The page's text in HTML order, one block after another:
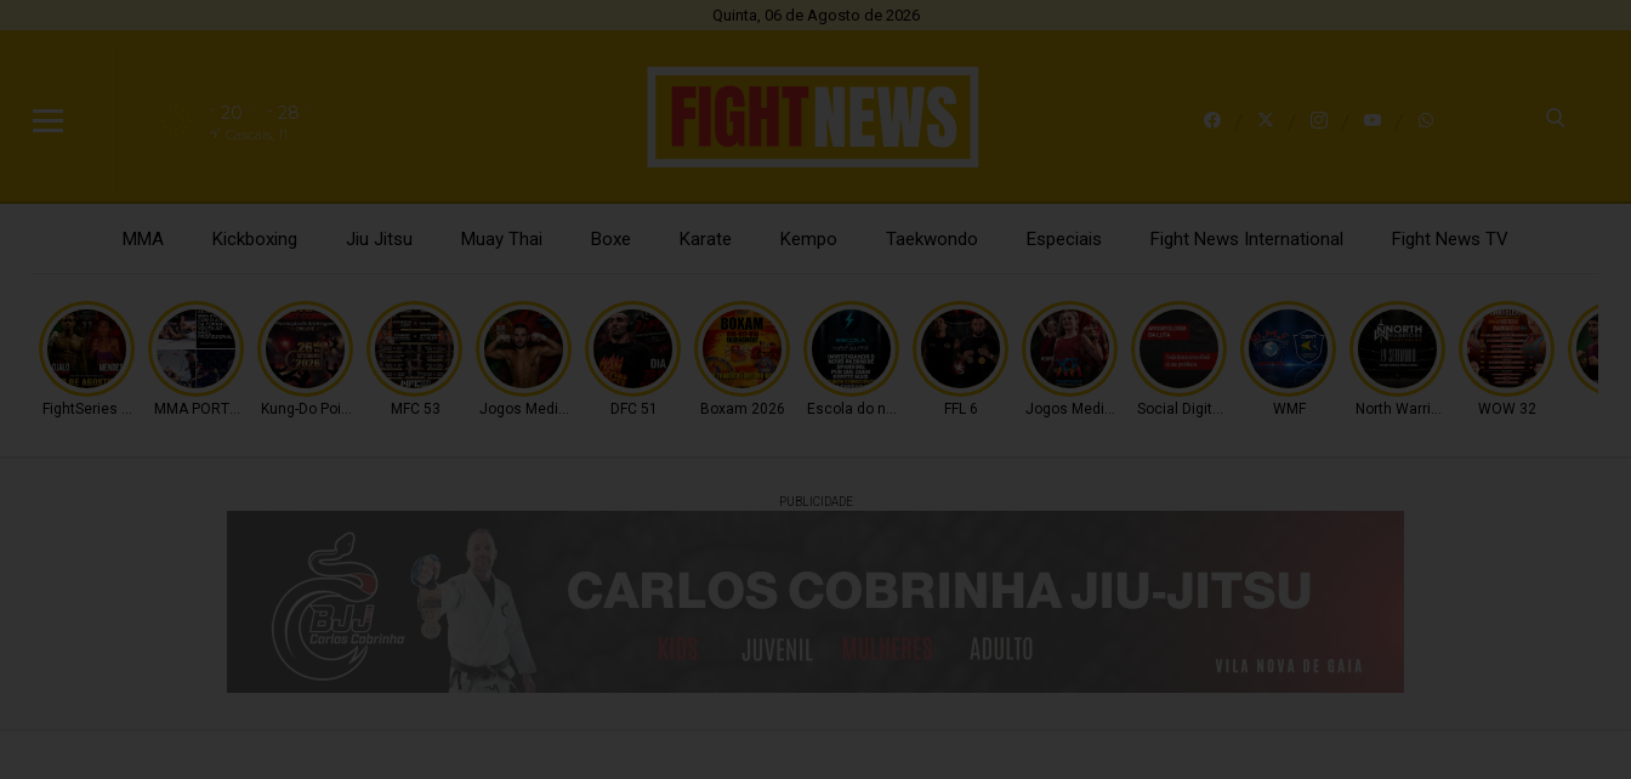
Quinta, 06 de Agosto de 2026
20 28
Cascais, 11
MMA Kickboxing Jiu Jitsu Muay Thai Boxe Karate Kempo Taekwondo Especiais Fight News International Fight News TV
FightSeries 11 MMA PORTUGALKung-Do Point CombatMFC 53 Jogos MediterrâneoDFC 51 Boxam 2026 Escola do nocaute FFL 6 Jogos MediterrâneoSocial Digital Fight WMF North Warriors WOW 32
PUBLICIDADE